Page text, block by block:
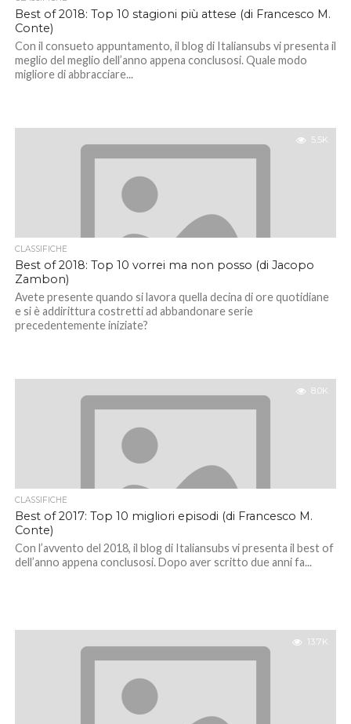
Best of 2018: Top 10 stagioni più attese (di Francesco M.
Conte)
Con il consueto appuntamento, il blog di Italiansubs vi presenta il
meglio del meglio dell’anno appena conclusosi. Quale modo
migliore di abbracciare...
5.5K
CLASSIFICHE
Best of 2018: Top 10 vorrei ma non posso (di Jacopo
Zambon)
Avete presente quando si lavora quella decina di ore quotidiane
e si è addirittura costretti ad abbandonare serie
precedentemente iniziate?
8.0K
CLASSIFICHE
Best of 2017: Top 10 migliori episodi (di Francesco M.
Conte)
Con l’avvento del 2018, il blog di Italiansubs vi presenta il best of
dell’anno appena conclusosi. Dopo aver scritto due anni fa...
13.7K